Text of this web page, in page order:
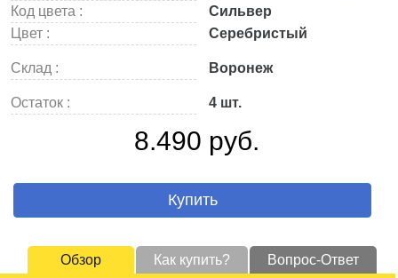
Код цвета :
Сильвер
Цвет :
Серебристый
Склад : Воронеж
Остаток : 4 шт.
8.490 руб.
Купить
Обзор Как купить? Вопрос-Ответ